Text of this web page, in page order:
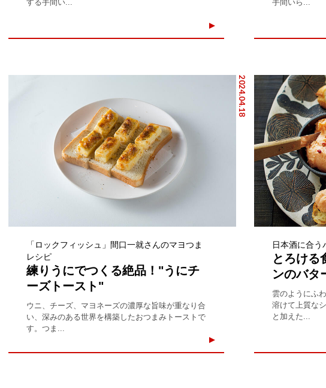
する手間い...
手間いら...
2024.04.18
「ロックフィッシュ」間口一就さんのマヨつま
レシピ
練りうにでつくる絶品！"うにチ
ーズトースト"
ウニ、チーズ、マヨネーズの濃厚な旨味が重なり合
い、深みのある世界を構築したおつまみトーストで
す。つま...
日本酒に合う
とろける
ンのバタ
雲のようにふ
溶けて上質な
と加えた...